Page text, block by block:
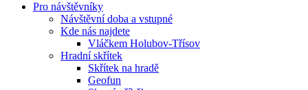
Pro návštěvníky
Návštěvní doba a vstupné
Kde nás najdete
Vláčkem Holubov-Třísov
Hradní skřítek
Skřítek na hradě
Geofun